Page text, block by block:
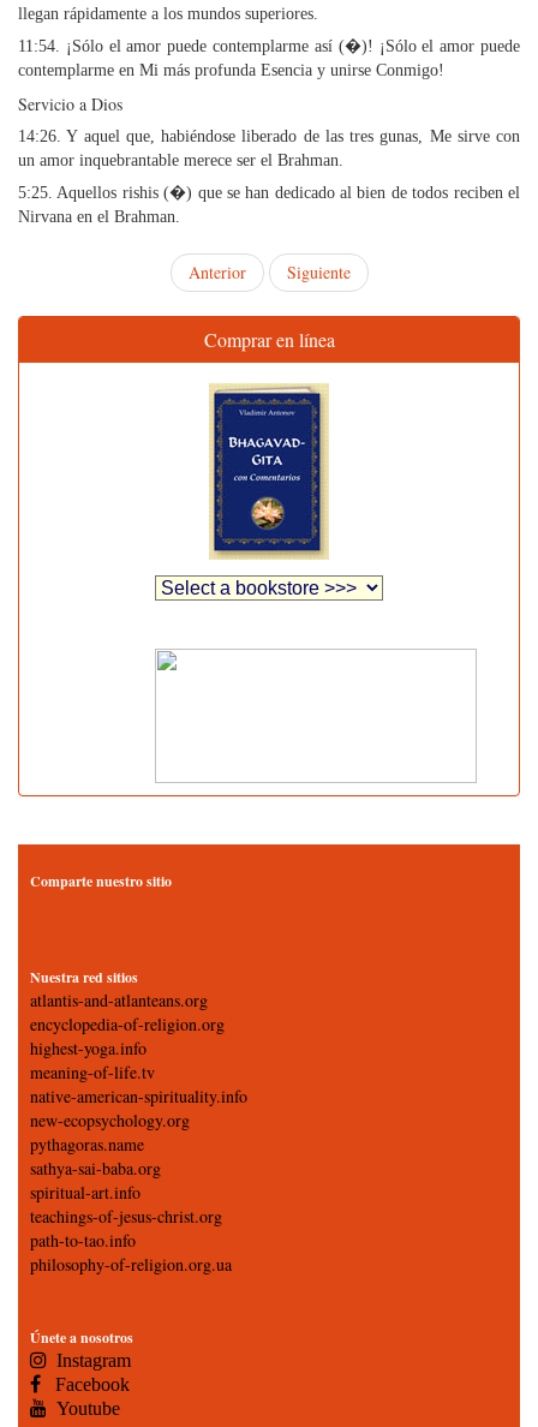
llegan rápidamente a los mundos superiores.
11:54. ¡Sólo el amor puede contemplarme así (�)! ¡Sólo el amor puede
contemplarme en Mi más profunda Esencia y unirse Conmigo!
Servicio a Dios
14:26. Y aquel que, habiéndose liberado de las tres gunas, Me sirve con
un amor inquebrantable merece ser el Brahman.
5:25. Aquellos rishis (�) que se han dedicado al bien de todos reciben el
Nirvana en el Brahman.
Anterior Siguiente
Comprar en línea
Comparte nuestro sitio
Nuestra red sitios
atlantis-and-atlanteans.org
encyclopedia-of-religion.org
highest-yoga.info
meaning-of-life.tv
native-american-spirituality.info
new-ecopsychology.org
pythagoras.name
sathya-sai-baba.org
spiritual-art.info
teachings-of-jesus-christ.org
path-to-tao.info
philosophy-of-religion.org.ua
Únete a nosotros
Instagram
Facebook
Youtube